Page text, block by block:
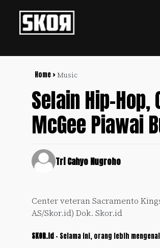
Home > Music
Selain Hip-
McGee Piawai
Tri Cahyo Nugroho
Center veteran Sacramento
AS/Skor.id) Dok. Skor.id
SKOR.id – Selama ini, orang lebih
Football +
Culture +
Sports
Update
+
Timnas
Indonesia
SPECIAL
Policy
Pedoman
Pemberitaan
Media
Disclaimer
Tentang